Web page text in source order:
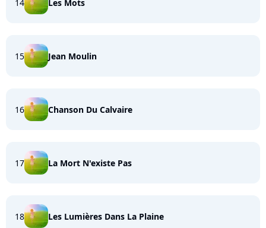
14 Les Mots
15 Jean Moulin
16 Chanson Du Calvaire
17 La Mort N'existe Pas
18 Les Lumières Dans La Plaine